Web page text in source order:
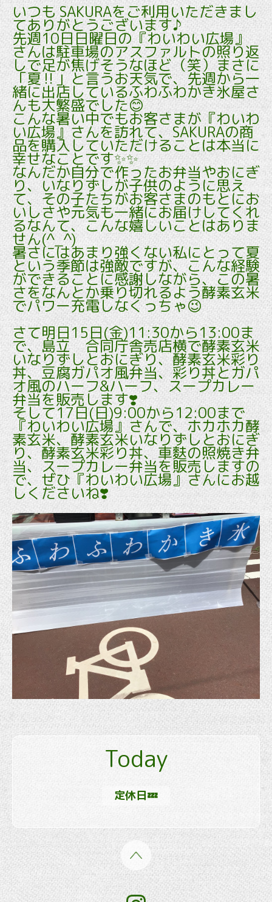
いつも SAKURAをご利用いただきまし
てありがとうございます♪
先週10日日曜日の『わいわい広場』
さんは駐車場のアスファルトの照り返
しで足が焦げそうなほど（笑）まさに
「夏‼️」と言うお天気で、先週から一
緒に出店しているふわふわかき氷屋さ
んも大繁盛でした😊
こんな暑い中でもお客さまが『わいわ
い広場』さんを訪れて、SAKURAの商
品を購入していただけることは本当に
幸せなことです✨✨
なんだか自分で作ったお弁当やおにぎ
り、いなりずしが子供のように思え
て、その子たちがお客さまのもとにお
いしさや元気も一緒にお届けしてくれ
るなんて、こんな嬉しいことはありま
せん(^_^)
暑さにはあまり強くない私にとって夏
という季節は強敵ですが、こんな経験
ができることに感謝しながら、この暑
さをなんとか乗り切れるよう酵素玄米
でパワー充電しなくっちゃ😉
さて明日15日(金)11:30から13:00ま
で、島立 合同庁舎売店横で酵素玄米
いなりずしとおにぎり、酵素玄米彩り
丼、豆腐ガパオ風弁当、彩り丼とガパ
オ風のハーフ&ハーフ、スープカレー
弁当を販売します❣️
そして17日(日)9:00から12:00まで
『わいわい広場』さんで、ホカホカ酵
素玄米、酵素玄米いなりずしとおにぎ
り、酵素玄米彩り丼、車麩の照焼き弁
当、スープカレー弁当を販売しますの
で、ぜひ『わいわい広場』さんにお越
しくださいね❣️
Today
定休日💤